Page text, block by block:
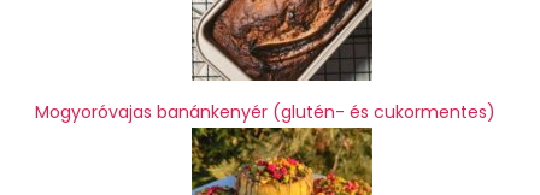
Mogyoróvajas banánkenyér (glutén- és cukormentes)